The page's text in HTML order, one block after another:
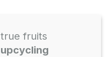
true fruits
upcycling